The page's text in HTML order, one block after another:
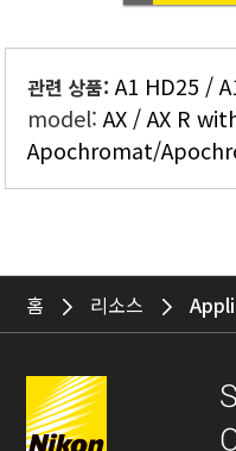
관련 상품: A1 HD25 /
model:AX / AX R
Apochromat/
홈 리소스